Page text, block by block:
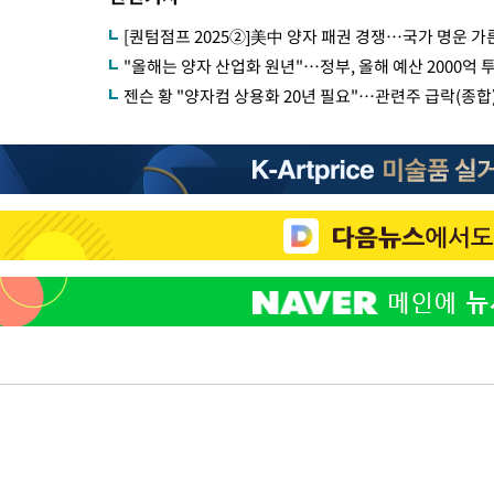
[퀀텀점프 2025②]美中 양자 패권 경쟁…국가 명운 가
"올해는 양자 산업화 원년"…정부, 올해 예산 2000억
젠슨 황 "양자컴 상용화 20년 필요"…관련주 급락(종